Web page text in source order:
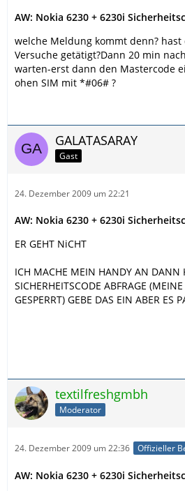
AW: Nokia 6230 + 6230i
welche Meldung kommt denn?
Versuche getätigt?Dann 20 min
warten-erst dann den Mastercode
ohen SIM mit *#06# ?
GALATASARAY
Gast
24. Dezember 2009 um 22:21
AW: Nokia 6230 + 6230i
ER GEHT NiCHT
ICH MACHE MEIN HANDY AN DANN
SICHERHEITSCODE ABFRAGE
GESPERRT) GEBE DAS EIN ABER ES
textilfreshgmbh
Moderator
24. Dezember 2009 um 22:36 Offizieller
AW: Nokia 6230 + 6230i